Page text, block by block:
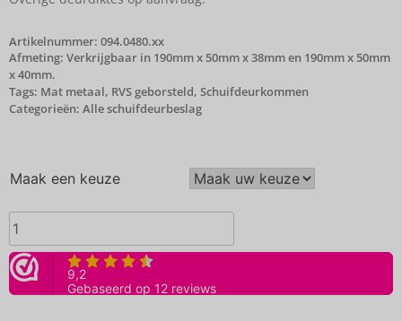
Artikelnummer: 094.0480.xx
Afmeting: Verkrijgbaar in 190mm x 50mm x 38mm en 190mm x 50mm
x 40mm.
Tags: Mat metaal, RVS geborsteld, Schuifdeurkommen
Categorieën: Alle schuifdeurbeslag
Maak een keuze